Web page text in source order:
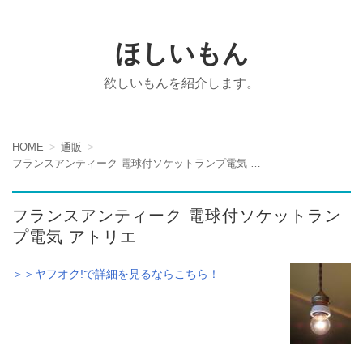
ほしいもん
欲しいもんを紹介します。
HOME
通販
フランスアンティーク 電球付ソケットラン
プ電気 アトリエ
＞＞ヤフオク!で詳細を見るならこちら！